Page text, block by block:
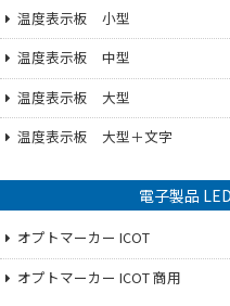
温度表示板 小型
温度表示板 中型
温度表示板 大型
温度表示板 大型＋文字
電子製品
オプトマーカー ICOT
オプトマーカー ICOT 商用